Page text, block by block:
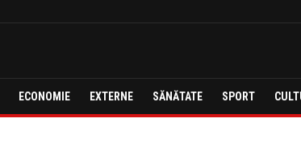
ECONOMIE EXTERNE SĂNĂTATE SPORT